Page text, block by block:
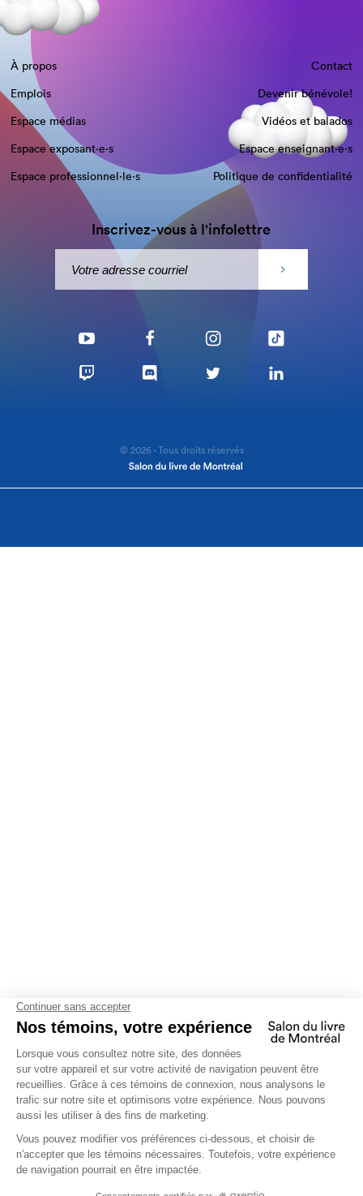
À propos
Contact
Emplois
Devenir bénévole!
Espace médias
Vidéos et balados
Espace exposant·e⋅s
Espace enseignant·e⋅s
Espace professionnel·le⋅s
Politique de confidentialité
Inscrivez-vous à l'infolettre
© 2026 - Tous droits réservés